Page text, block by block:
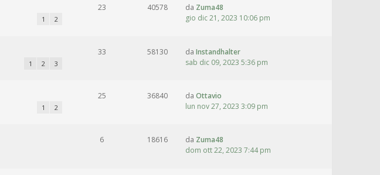
1 2
23 40578 da Zuma48
gio dic 21, 2023 10:06 pm
1 2 3
33 58130 da Instandhalter
sab dic 09, 2023 5:36 pm
1 2
25 36840 da Ottavio
lun nov 27, 2023 3:09 pm
6 18616 da Zuma48
dom ott 22, 2023 7:44 pm